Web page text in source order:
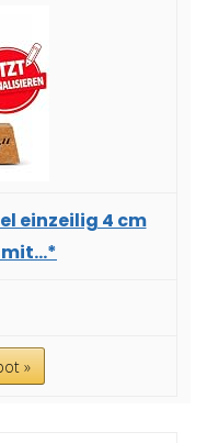
einzeilig 4 cm
»